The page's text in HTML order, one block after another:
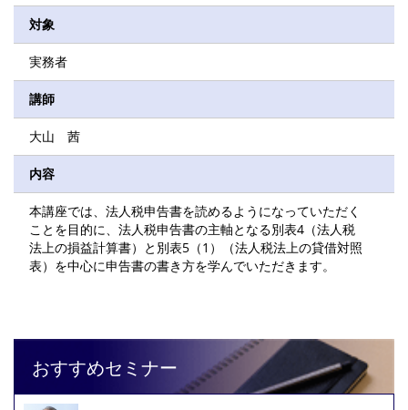
対象
実務者
講師
大山 茜
内容
本講座では、法人税申告書を読めるようになっていただく
ことを目的に、法人税申告書の主軸となる別表4（法人税
法上の損益計算書）と別表5（1）（法人税法上の貸借対照
表）を中心に申告書の書き方を学んでいただきます。
おすすめセミナー